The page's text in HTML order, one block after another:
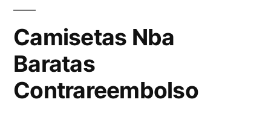
Camisetas Nba
Baratas
Contrareembolso